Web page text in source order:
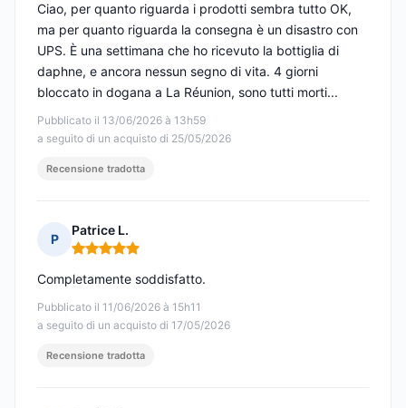
Pubblicato il 13/06/2026 à 13h59
a seguito di un acquisto di 25/05/2026
Ciao, per quanto riguarda i prodotti sembra tutto OK,
ma per quanto riguarda la consegna è un disastro con
UPS. È una settimana che ho ricevuto la bottiglia di
daphne, e ancora nessun segno di vita. 4 giorni
bloccato in dogana a La Réunion, sono tutti morti...
Recensione tradotta
P
Patrice L.
Nota: 5 su 5
Pubblicato il 11/06/2026 à 15h11
a seguito di un acquisto di 17/05/2026
Completamente soddisfatto.
Recensione tradotta